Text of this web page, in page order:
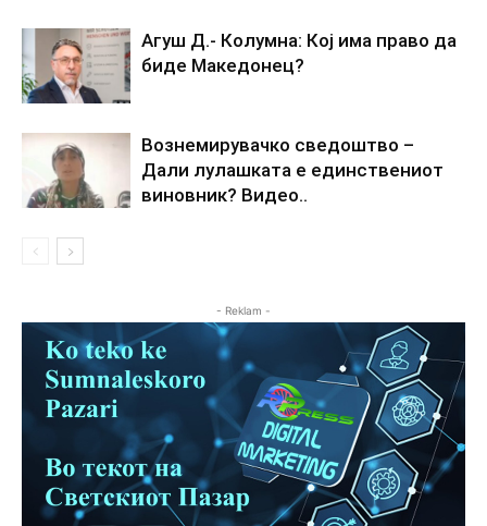
Агуш Д.- Колумна: Кој има право да
биде Македонец?
Вознемирувачко сведоштво –
Дали лулашката е единствениот
виновник? Видео..
- Reklam -